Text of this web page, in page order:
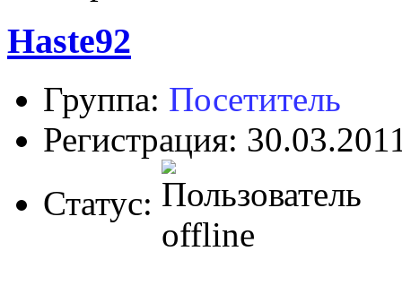
Haste92
Группа: Посетитель
Регистрация:
Статус: